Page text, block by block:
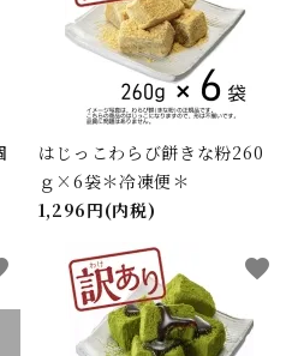
はじっこわらび餅きな粉260
ｇ×6袋＊冷凍便＊
1,296円(内税)
favorite